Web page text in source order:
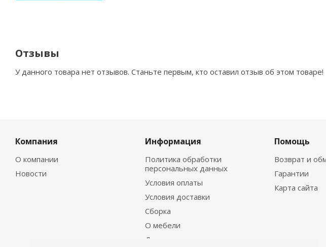
Отзывы
У данного товара нет отзывов. Станьте первым, кто оставил отзыв об этом товаре!
Компания
О компании
Новости
Информация
Политика обработки
персональных данных
Условия оплаты
Условия доставки
Сборка
О мебели
Договор
Помощь
Возврат и
Гарантии
Карта сайта